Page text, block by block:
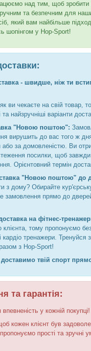
над тим, щоб зробити
та безпечним для
який вам найбільше
шопінгом у Hop-Sport!
- швидше, ніж ти
ви чекаєте на свій товар,
найзручніші варіанти
"Новою поштою":
вирушить до вас того ж
або за домовленістю. Ви
посилки, щоб завжди
Орієнтовний термін
"Новою поштою" до
з дому? Обирайте
замовлення прямо до
на фітнес-
клієнта, тому пропонуємо
кардіо тренажери. Тренуйся
з Hop-Sport!
твій спорт
та гарантія:
у кожній покупці!
кожен клієнт був
прості та зручні